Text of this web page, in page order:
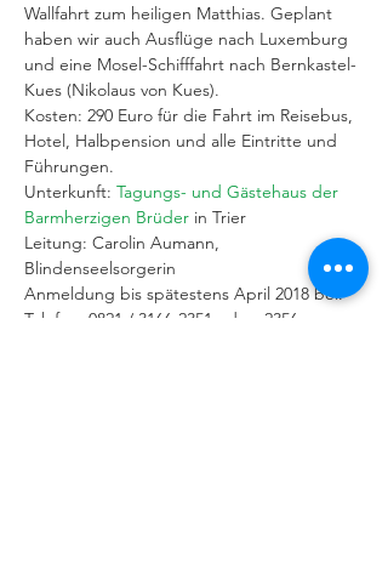
Wallfahrt zum heiligen Matthias. Geplant
haben wir auch Ausflüge nach Luxemburg
und eine Mosel-Schifffahrt nach Bernkastel-
Kues (Nikolaus von Kues).
Kosten: 290 Euro für die Fahrt im Reisebus,
Hotel, Halbpension und alle Eintritte und
Führungen.
Unterkunft: Tagungs- und Gästehaus der
Barmherzigen Brüder in Trier
Leitung: Carolin Aumann,
Blindenseelsorgerin
Anmeldung bis spätestens April 2018 bei:
Telefon: 0821 / 3166-2351 oder -2356